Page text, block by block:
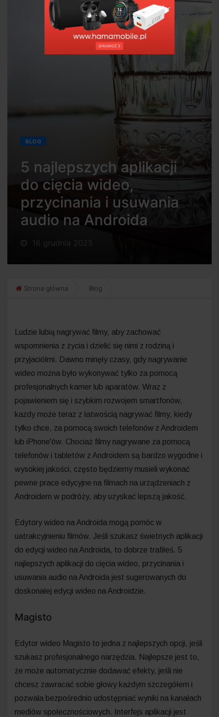
BLOG
5 najlepszych aplikacji
do cięcia wideo,
przycinania i usuwania
audio na Androida
16 grudnia 2025
Strona główna Blog
Ludzie lubią nagrywać filmy, aby zachować
wspomnienia z życia i dzielić się nimi z rodziną i
przyjaciółmi. Dawno minęły czasy, gdy nagrywanie
wideo można było wykonywać tylko za pomocą
profesjonalnych kamer lub aparatów. Wraz z
pojawieniem się i szybkim rozwojem smartfonów,
każdy może teraz z łatwością nagrywać filmy, kiedy
tylko chce, za pomocą swoich telefonów z Androidem
lub iPhone'ów. Chociaż filmy nagrywane za pomocą
telefonów i tabletów z Androidem są bardzo wygodne i
wysokiej jakości, często będziemy musieli wykonać
pewne prace edycyjne na filmach na urządzeniach z
Androidem w podróży, aby uzyskać lepszą jakość.
Edytory wideo na Androida mogą pomóc w
uatrakcyjnieniu filmów. Jeśli szukasz świetnych aplikacji
do edycji wideo na Androida, to dobrze trafiłeś. 5
najlepszych aplikacji do cięcia wideo, przycinania i
usuwania audio na Androida jest sugerowanych do
doskonałej edycji wideo na Androidzie.
Magisto
Edytor wideo Magisto to jedna z najlepszych opcji, jeśli
szukasz profesjonalnego narzędzia. Najlepsze jest to,
że może automatycznie dodawać efekty, jeśli nie
chcesz zawracać sobie głowy każdym szczegółem i
pozwala bezpośrednio udostępniać wyniki na kanałach
mediów społecznościowych. Interfejs aplikacji jest